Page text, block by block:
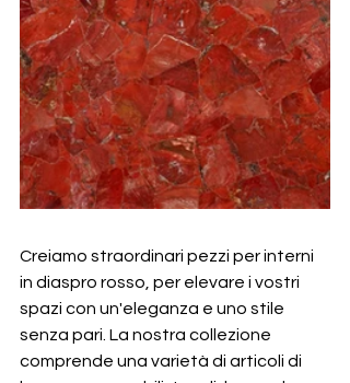
Creiamo straordinari pezzi per interni
in diaspro rosso, per elevare i vostri
spazi con un'eleganza e uno stile
senza pari. La nostra collezione
comprende una varietà di articoli di